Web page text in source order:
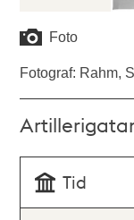
Foto
Fotograf: Rahm,
Tid